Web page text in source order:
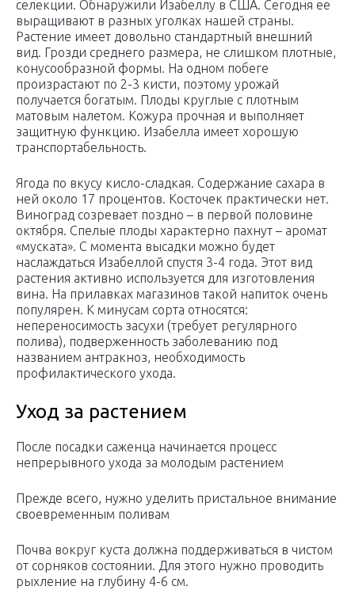
селекции. Обнаружили Изабеллу в США. Сегодня ее
выращивают в разных уголках нашей страны.
Растение имеет довольно стандартный внешний
вид. Грозди среднего размера, не слишком плотные,
конусообразной формы. На одном побеге
произрастают по 2-3 кисти, поэтому урожай
получается богатым. Плоды круглые с плотным
матовым налетом. Кожура прочная и выполняет
защитную функцию. Изабелла имеет хорошую
транспортабельность.
Ягода по вкусу кисло-сладкая. Содержание сахара в
ней около 17 процентов. Косточек практически нет.
Виноград созревает поздно – в первой половине
октября. Спелые плоды характерно пахнут – аромат
«муската». С момента высадки можно будет
наслаждаться Изабеллой спустя 3-4 года. Этот вид
растения активно используется для изготовления
вина. На прилавках магазинов такой напиток очень
популярен. К минусам сорта относятся:
непереносимость засухи (требует регулярного
полива), подверженность заболеванию под
названием антракноз, необходимость
профилактического ухода.
Уход за растением
После посадки саженца начинается процесс
непрерывного ухода за молодым растением
Прежде всего, нужно уделить пристальное внимание
своевременным поливам
Почва вокруг куста должна поддерживаться в чистом
от сорняков состоянии. Для этого нужно проводить
рыхление на глубину 4-6 см.